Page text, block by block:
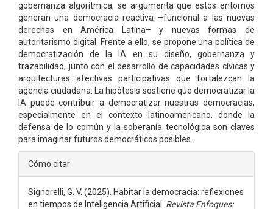
gobernanza algorítmica, se argumenta que estos entornos
generan una democracia reactiva –funcional a las nuevas
derechas en América Latina– y nuevas formas de
autoritarismo digital. Frente a ello, se propone una política de
democratización de la IA en su diseño, gobernanza y
trazabilidad, junto con el desarrollo de capacidades cívicas y
arquitecturas afectivas participativas que fortalezcan la
agencia ciudadana. La hipótesis sostiene que democratizar la
IA puede contribuir a democratizar nuestras democracias,
especialmente en el contexto latinoamericano, donde la
defensa de lo común y la soberanía tecnológica son claves
para imaginar futuros democráticos posibles.
Detalles
del
artículo
Cómo citar
Signorelli, G. V. (2025). Habitar la democracia: reflexiones
en tiempos de Inteligencia Artificial. Revista Enfoques: